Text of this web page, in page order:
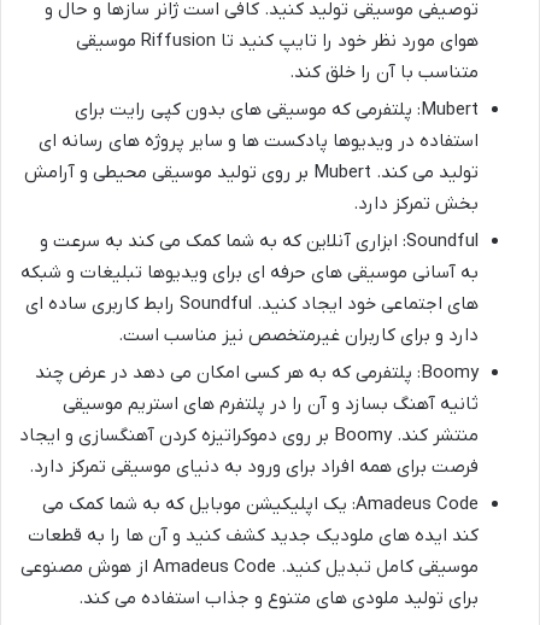
توصیفی موسیقی تولید کنید. کافی است ژانر سازها و حال و
هوای مورد نظر خود را تایپ کنید تا Riffusion موسیقی
متناسب با آن را خلق کند.
Mubert: پلتفرمی که موسیقی های بدون کپی رایت برای
استفاده در ویدیوها پادکست ها و سایر پروژه های رسانه ای
تولید می کند. Mubert بر روی تولید موسیقی محیطی و آرامش
بخش تمرکز دارد.
Soundful: ابزاری آنلاین که به شما کمک می کند به سرعت و
به آسانی موسیقی های حرفه ای برای ویدیوها تبلیغات و شبکه
های اجتماعی خود ایجاد کنید. Soundful رابط کاربری ساده ای
دارد و برای کاربران غیرمتخصص نیز مناسب است.
Boomy: پلتفرمی که به هر کسی امکان می دهد در عرض چند
ثانیه آهنگ بسازد و آن را در پلتفرم های استریم موسیقی
منتشر کند. Boomy بر روی دموکراتیزه کردن آهنگسازی و ایجاد
فرصت برای همه افراد برای ورود به دنیای موسیقی تمرکز دارد.
Amadeus Code: یک اپلیکیشن موبایل که به شما کمک می
کند ایده های ملودیک جدید کشف کنید و آن ها را به قطعات
موسیقی کامل تبدیل کنید. Amadeus Code از هوش مصنوعی
برای تولید ملودی های متنوع و جذاب استفاده می کند.